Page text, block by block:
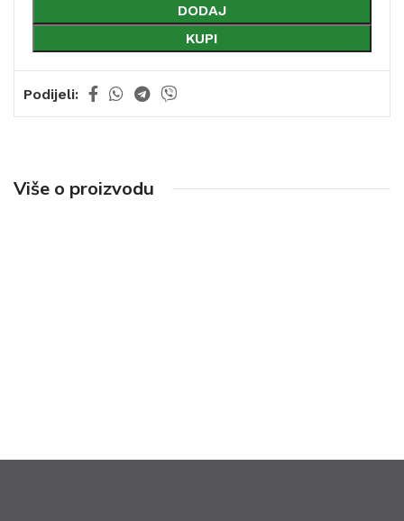
DODAJ
KUPI
Podijeli:
Više o proizvodu